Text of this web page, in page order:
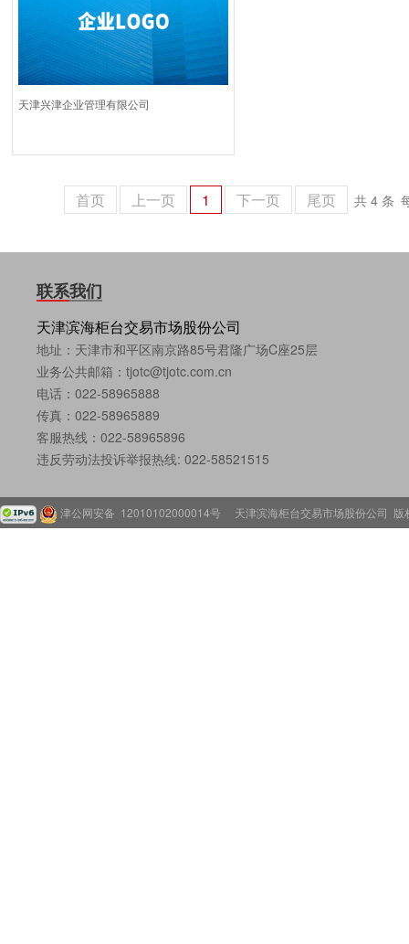
天津兴津企业管理有限公司
首页 上一页 1 下一页 尾页 共 4 条
联系我们
天津滨海柜台交易市场股份公司
地址：天津市和平区南京路85号君隆广场C座25层
业务公共邮箱：tjotc@tjotc.com.cn
电话：022-58965888
传真：022-58965889
客服热线：022-58965896
违反劳动法投诉举报热线: 022-58521515
津公网安备 12010102000014号 天津滨海柜台交易市场股份公司